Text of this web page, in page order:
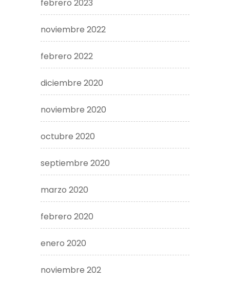
febrero 2023
noviembre 2022
febrero 2022
diciembre 2020
noviembre 2020
octubre 2020
septiembre 2020
marzo 2020
febrero 2020
enero 2020
noviembre 202